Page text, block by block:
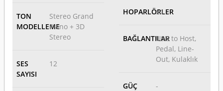
TON
MODELLEME
Stereo Grand
Piano + 3D
Stereo
SES
SAYISI
12
HOPARLÖRLER
x4
BAĞLANTILARUSB to Host,
Pedal, Line-
Out, Kulaklık
GÜÇ
-